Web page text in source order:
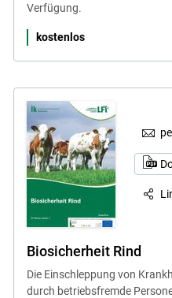
Verfügung.
kostenlos
Biosicherheit Rind
Die Einschleppung von
durch betriebsfremde